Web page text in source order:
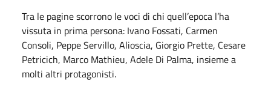
Tra le pagine scorrono le voci di chi quell’epoca l’ha
vissuta in prima persona: Ivano Fossati, Carmen
Consoli, Peppe Servillo, Alioscia, Giorgio Prette, Cesare
Petricich, Marco Mathieu, Adele Di Palma, insieme a
molti altri protagonisti.